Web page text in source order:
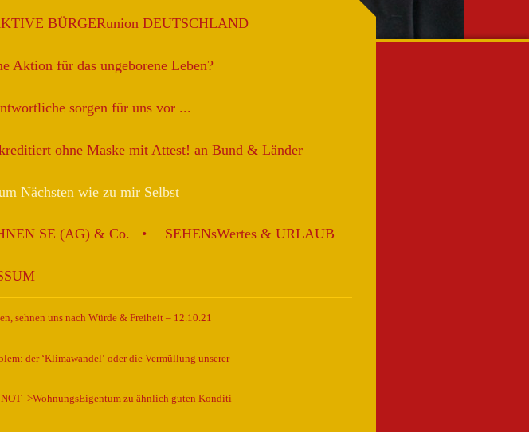
BÜRGERunion DEUTSCHLAND
Aktion für das ungeborene Leben?
sorgen für uns vor ...
ohne Maske mit Attest! an Bund & Länder
Nächsten wie zu mir Selbst
SE (AG) & Co. SEHENsWertes & URLAUB
sehnen uns nach Würde & Freiheit – 12.10.21
der ‘Klimawandel‘ oder die Vermüllung unserer
->WohnungsEigentum zu ähnlich guten Konditi